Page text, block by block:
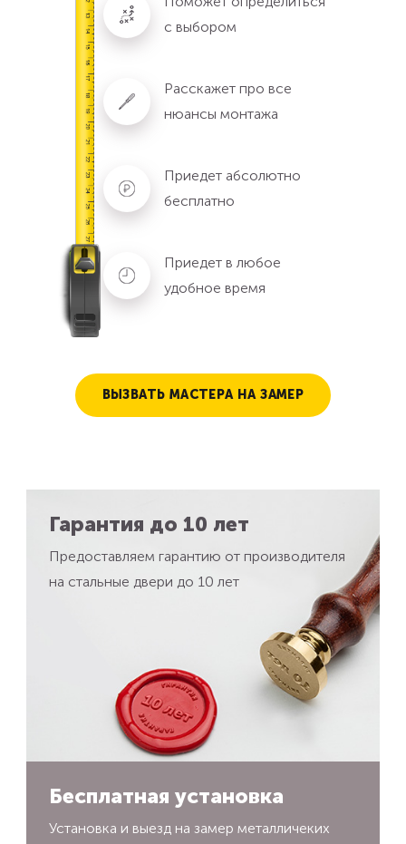
с выбором
Расскажет про все
нюансы монтажа
Приедет абсолютно
бесплатно
Приедет в любое
удобное время
ВЫЗВАТЬ МАСТЕРА НА ЗАМЕР
Гарантия до 10 лет
Предоставляем гарантию от производителя
на стальные двери до 10 лет
Бесплатная установка
Установка и выезд на замер металличеких